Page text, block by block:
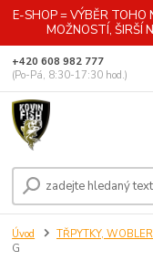
E-SHOP = VÝBĚR TOHO
MOŽNOSTÍ, ŠIRŠÍ
+420 608 982 777
(Po-Pá, 8:30-17:30 hod.)
Úvod TŘPYTKY,
G